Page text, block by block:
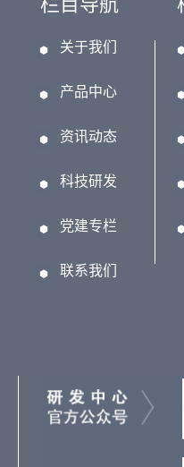
关于我们
产品中心
资讯动态
科技研发
党建专栏
联系我们